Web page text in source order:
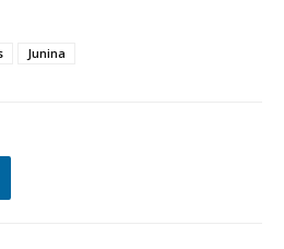
Junina